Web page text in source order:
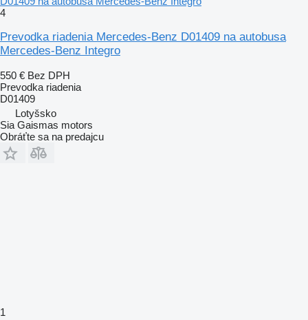
4
Prevodka riadenia Mercedes-Benz D01409 na autobusa
Mercedes-Benz Integro
550 € Bez DPH
Prevodka riadenia
D01409
Lotyšsko
Sia Gaismas motors
Obráťte sa na predajcu
1